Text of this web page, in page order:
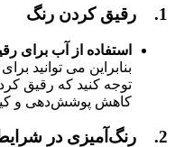
1. رقیق کردن رنگ
استفاده از آب برای
بنابراین می ‌توانید
توجه کنید که رقیق
کاهش پوشش‌دهی و
2. رنگ‌آمیزی در شرایط مناسب